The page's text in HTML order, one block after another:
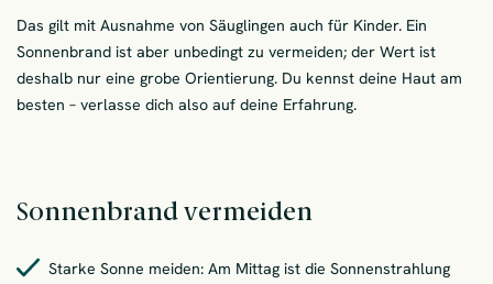
Das gilt mit Ausnahme von Säuglingen auch für Kinder. Ein
Sonnenbrand ist aber unbedingt zu vermeiden; der Wert ist
deshalb nur eine grobe Orientierung. Du kennst deine Haut am
besten – verlasse dich also auf deine Erfahrung.
Sonnenbrand vermeiden
Starke Sonne meiden: Am Mittag ist die Sonnenstrahlung